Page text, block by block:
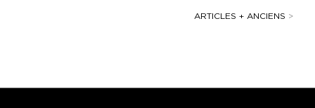
ARTICLES + ANCIENS >